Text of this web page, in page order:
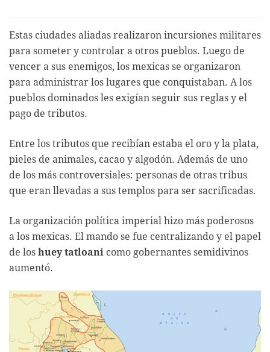
Estas ciudades aliadas realizaron incursiones militares
para someter y controlar a otros pueblos. Luego de
vencer a sus enemigos, los mexicas se organizaron
para administrar los lugares que conquistaban. A los
pueblos dominados les exigían seguir sus reglas y el
pago de tributos.
Entre los tributos que recibían estaba el oro y la plata,
pieles de animales, cacao y algodón. Además de uno
de los más controversiales: personas de otras tribus
que eran llevadas a sus templos para ser sacrificadas.
La organización política imperial hizo más poderosos
a los mexicas. El mando se fue centralizando y el papel
de los huey tatloani como gobernantes semidivinos
aumentó.